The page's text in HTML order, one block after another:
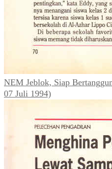
NEM Jeblok, Siap
07 Juli 1994)